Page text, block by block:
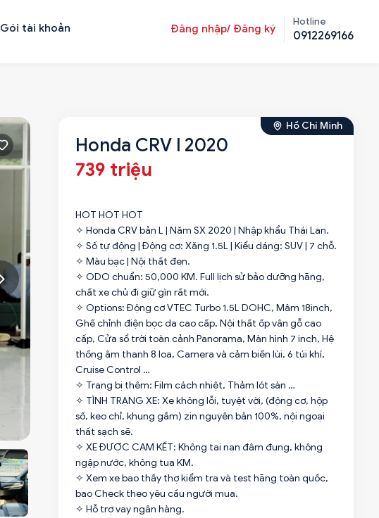
Gói tài khoản Đăng nhập/ Đăng ký
Hotline
0912269166
Hồ Chí Minh
Honda CRV l 2020
739 triệu
HOT HOT HOT
✧ Honda CRV bản L | Năm SX 2020 | Nhập khẩu Thái Lan.
✧ Số tự động | Động cơ: Xăng 1.5L | Kiểu dáng: SUV | 7 chỗ.
✧ Màu bạc | Nội thất đen.
✧ ODO chuẩn: 50,000 KM. Full lịch sử bảo dưỡng hãng,
chất xe chủ đi giữ gìn rất mới.
✧ Options: Động cơ VTEC Turbo 1.5L DOHC, Mâm 18inch,
Ghế chỉnh điện bọc da cao cấp, Nội thất ốp vân gỗ cao
cấp, Cửa sổ trời toàn cảnh Panorama, Màn hình 7 inch, Hệ
thống âm thanh 8 loa, Camera và cảm biến lùi, 6 túi khí,
Cruise Control …
✧ Trang bị thêm: Film cách nhiệt, Thảm lót sàn …
✧ TÌNH TRẠNG XE: Xe không lỗi, tuyệt vời, (động cơ, hộp
số, keo chỉ, khung gầm) zin nguyên bản 100%, nội ngoại
thất sạch sẽ.
✧ XE ĐƯỢC CAM KẾT: Không tai nạn đâm đụng, không
ngập nước, không tua KM.
✧ Xem xe bao thầy thợ kiểm tra và test hãng toàn quốc,
bao Check theo yêu cầu người mua.
✧ Hỗ trợ vay ngân hàng.